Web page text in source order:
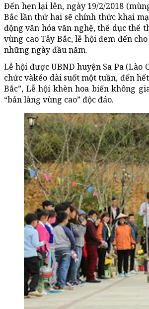
Đến hẹn lại lên, ngày 19/2/2018
Bắc lần thứ hai sẽ chính thức khai
động văn hóa văn nghệ, thể dục thể
vùng cao Tây Bắc, lễ hội đem đến
những ngày đầu năm.
Lễ hội được UBND huyện Sa Pa
chức vàkéo dài suốt một tuần, đến
Bắc”, Lễ hội khèn hoa biến không
“bản làng vùng cao” độc đáo.